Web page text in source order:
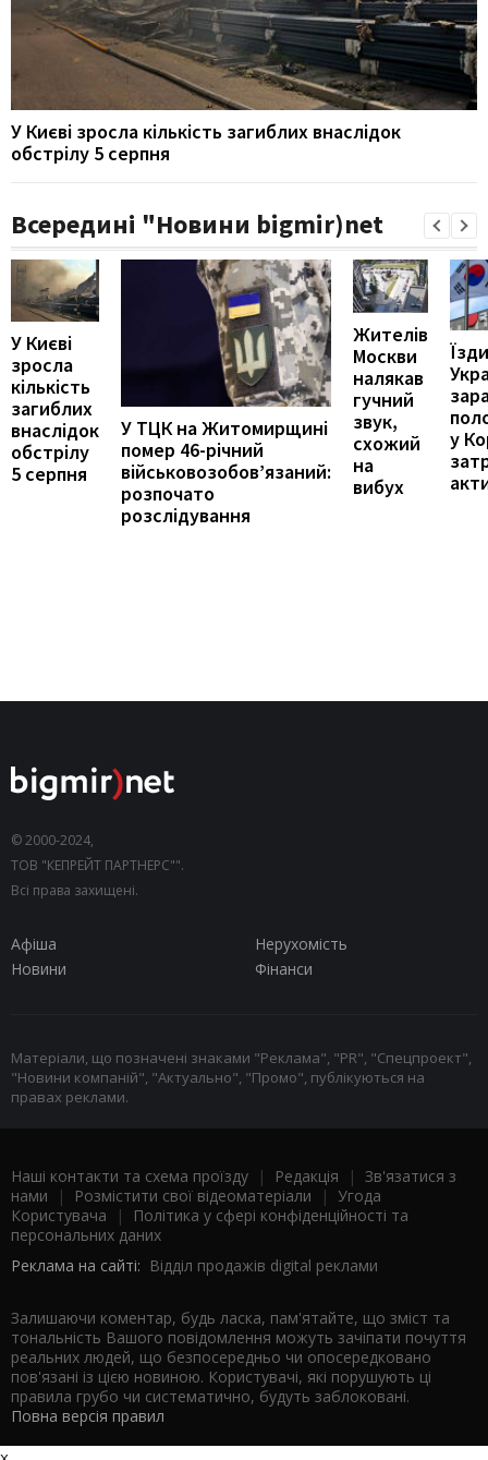
У Києві зросла кількість загиблих внаслідок
обстрілу 5 серпня
Всередині "Новини bigmir)net
У Києві
зросла
кількість
загиблих
внаслідок
обстрілу
5 серпня
У ТЦК на Житомирщині
помер 46-річний
військовозобов’язаний:
розпочато
розслідування
Жителів
Москви
налякав
гучний
звук,
схожий
на
вибух
у
© 2000-2024,
ТОВ "КЕПРЕЙТ ПАРТНЕРС"".
Всі права захищені.
Афіша
Нерухомість
Новини
Фінанси
Матеріали, що позначені знаками "Реклама", "PR", "Спецпроект",
"Новини компаній", "Актуально", "Промо", публікуються на
правах реклами.
Наші контакти та схема проїзду | Редакція | Зв'язатися з
нами | Розмістити свої відеоматеріали | Угода
Користувача |
Політика у сфері конфіденційності та
персональних даних
Реклама на сайті: Відділ продажів digital реклами
Залишаючи коментар, будь ласка, пам'ятайте, що зміст та
тональність Вашого повідомлення можуть зачіпати почуття
реальних людей, що безпосередньо чи опосередковано
пов'язані із цією новиною. Користувачі, які порушують ці
правила грубо чи систематично, будуть заблоковані.
Повна версія правил